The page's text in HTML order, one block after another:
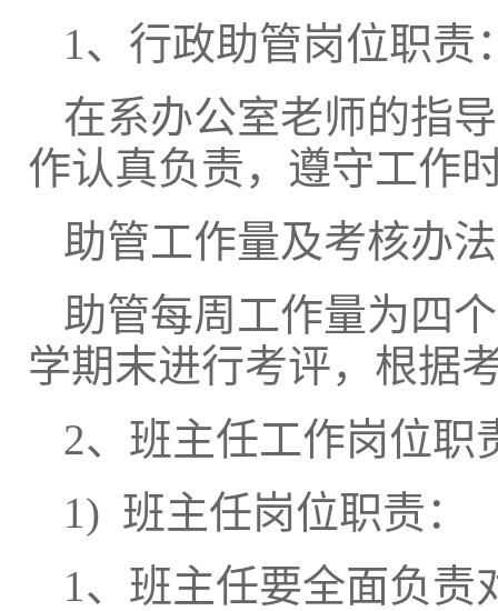
1、行政助管岗位职责
在系办公室老师的指
作认真负责，遵守工作
助管工作量及考核办
助管每周工作量为四
学期末进行考评，根据
2、班主任工作岗位职
1) 班主任岗位职责：
1、班主任要全面负责